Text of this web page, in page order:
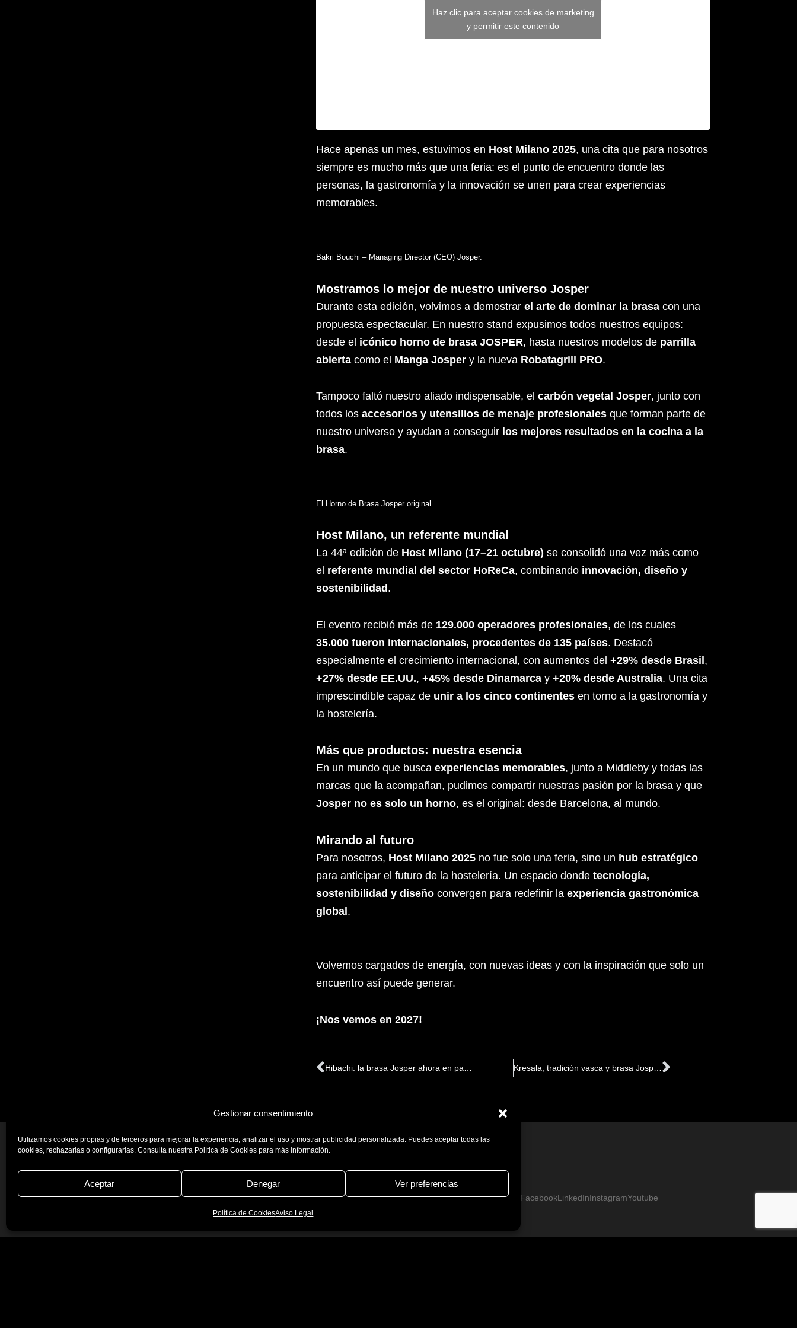
Gestionar consentimiento
Utilizamos cookies propias y de terceros para mejorar la experiencia, analizar el uso y mostrar publicidad personalizada. Puedes aceptar todas las
cookies, rechazarlas o configurarlas. Consulta nuestra Política de Cookies para más información.
Aceptar Denegar Ver preferencias
Política de CookiesAviso Legal
Haz clic para aceptar cookies de marketing
y permitir este contenido
Hace apenas un mes, estuvimos en Host Milano 2025, una cita que para nosotros
siempre es mucho más que una feria: es el punto de encuentro donde las
personas, la gastronomía y la innovación se unen para crear experiencias
memorables.
Bakri Bouchi – Managing Director (CEO) Josper.
Mostramos lo mejor de nuestro universo Josper
Durante esta edición, volvimos a demostrarel arte de dominar la brasa con una
propuesta espectacular. En nuestro stand expusimos todos nuestros equipos:
desde el icónico horno de brasa JOSPER, hasta nuestros modelos de parrilla
abierta como el Manga Josper y la nueva Robatagrill PRO.
Tampoco faltó nuestro aliado indispensable, elcarbón vegetal Josper, junto con
todos losaccesorios y utensilios de menaje profesionales que forman parte de
nuestro universo y ayudan a conseguir los mejores resultados en la cocina a la
brasa.
El Horno de Brasa Josper original
Host Milano, un referente mundial
La 44ª edición de Host Milano (17–21 octubre) se consolidó una vez más como
el referente mundial del sector HoReCa, combinando innovación, diseño y
sostenibilidad .
El evento recibió más de 129.000 operadores profesionales, de los cuales
35.000 fueron internacionales, procedentes de 135 países. Destacó
especialmente el crecimiento internacional, con aumentos del+29% desde Brasil,
+27% desde EE.UU.,+45% desde Dinamarca y+20% desde Australia. Una cita
imprescindible capaz de unir a los cinco continentes en torno a la gastronomía y
la hostelería.
Más que productos: nuestra esencia
En un mundo que buscaexperiencias memorables, junto a Middleby y todas las
marcas que la acompañan, pudimos compartir nuestras pasión por la brasa y que
Josper no es solo un horno, es el original: desde Barcelona, al mundo.
Mirando al futuro
Para nosotros, Host Milano 2025 no fue solo una feria, sino un hub estratégico
para anticipar el futuro de la hostelería. Un espacio dondetecnología,
sostenibilidad y diseño convergen para redefinir laexperiencia gastronómica
global.
Volvemos cargados de energía, con nuevas ideas y con la inspiración que solo un
encuentro así puede generar.
¡Nos vemos en 2027!
Ant Hibachi: la brasa Josper ahora en parrilla de sobremesa Kresala, tradición vasca y brasa Josper en el corazón de BarcelonaSiguiente
Josper © 2026Aviso LegalPolítica de CookiesPolítica de CalidadCertificados FacebookLinkedInInstagramYoutube